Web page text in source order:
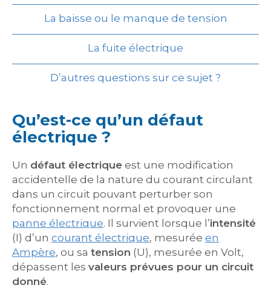
La baisse ou le manque de tension
La fuite électrique
D’autres questions sur ce sujet ?
Qu’est-ce qu’un défaut
électrique ?
Un défaut électrique est une modification
accidentelle de la nature du courant circulant
dans un circuit pouvant perturber son
fonctionnement normal et provoquer une
panne électrique. Il survient lorsque l’intensité
(I) d’un courant électrique, mesurée en
Ampère, ou sa tension (U), mesurée en Volt,
dépassent les valeurs prévues pour un circuit
donné.